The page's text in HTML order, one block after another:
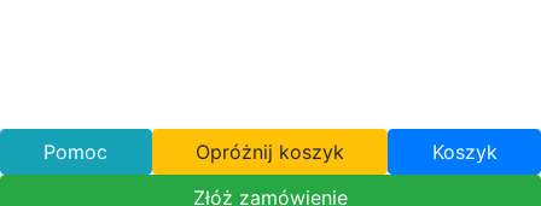
Pomoc Opróżnij koszyk
Koszyk
Złóż zamówienie